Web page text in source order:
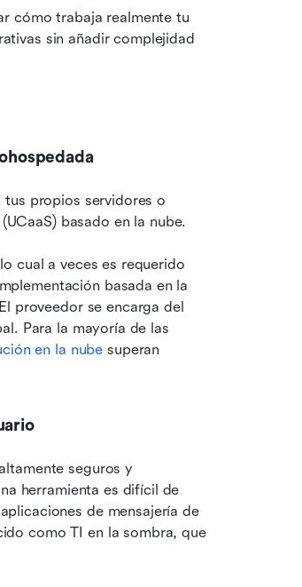
cómo trabaja realmente tu
sin añadir complejidad
propios servidores o
basado en la nube.
cual a veces es requerido
basada en la
proveedor se encarga del
Para la mayoría de las
en la nube superan
seguros y
herramienta es difícil de
de mensajería de
como TI en la sombra, que